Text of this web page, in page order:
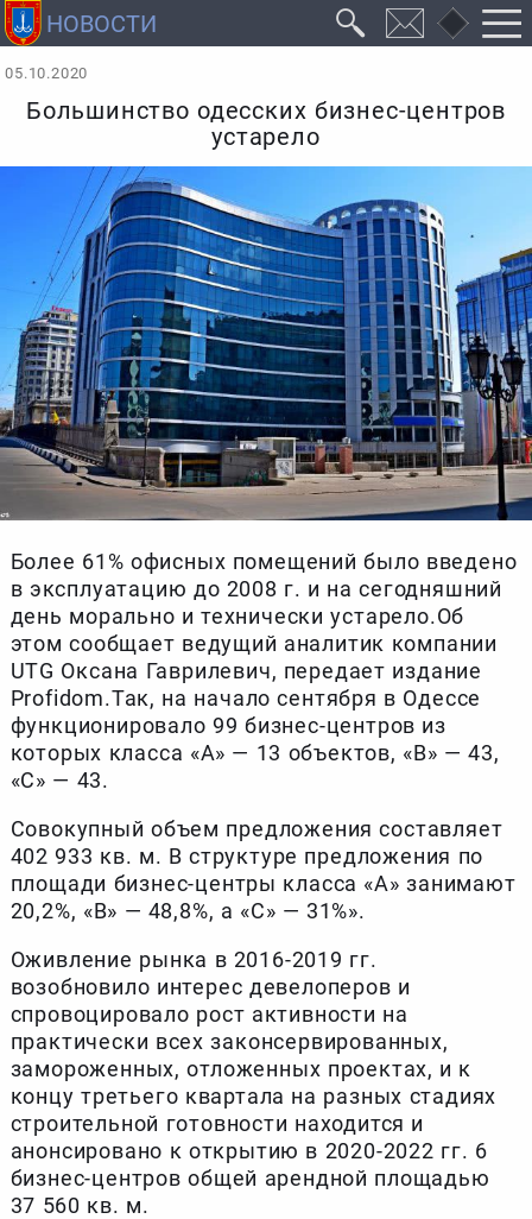
05.10.2020
Большинство одесских бизнес-центров
устарело
Более 61% офисных помещений было введено
в эксплуатацию до 2008 г. и на сегодняшний
день морально и технически устарело.Об
этом сообщает ведущий аналитик компании
UTG Оксана Гаврилевич, передает издание
Profidom.Так, на начало сентября в Одессе
функционировало 99 бизнес-центров из
которых класса «А» — 13 объектов, «В» — 43,
«С» — 43.
Совокупный объем предложения составляет
402 933 кв. м. В структуре предложения по
площади бизнес-центры класса «А» занимают
20,2%, «В» — 48,8%, а «С» — 31%».
Оживление рынка в 2016-2019 гг.
возобновило интерес девелоперов и
спровоцировало рост активности на
практически всех законсервированных,
замороженных, отложенных проектах, и к
концу третьего квартала на разных стадиях
строительной готовности находится и
анонсировано к открытию в 2020-2022 гг. 6
бизнес-центров общей арендной площадью
37 560 кв. м.